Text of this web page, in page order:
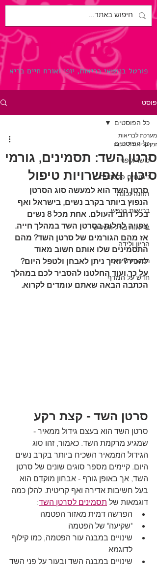
לבריאות.
פורטל בנושאי בריאות, יופי ואורח חיים בריא
פוסט
כל הפוסטים
כושר גופני
ניתוחים פלסטיים
תזונה נכונה
בריאות הנפש
בריאות בגיל השלישי
הריון ולידה
רפואת שיניים
חדש על המדף
כל הפוסטים
סרטן השד: תסמינים, גורמי
סיכון, ואפשרויות טיפול
מערכת לבריאות
זמן קריאה 2 דקות
סרטן השד הוא למעשה סוג הסרטן
הנפוץ ביותר בקרב נשים, בישראל ואף
בכל רחבי העולם. אחת מכל 8 נשים
צפויה לחלות בסרטן השד במהלך חייה.
אז מהם הגורמים של סרטן השד? מהם
התסמינים שלו אותם חשוב מאוד
להכיר? ואיך ניתן לאבחן ולטפל היום?
על כך ועוד החלטנו להסביר לכם במהלך
הכתבה הבאה שאתם עומדים לקרוא.
סרטן השד - קצת רקע
סרטן השד הוא בעצם גידול ממאיר -
שמגיע מרקמת השד. כאמור, זהו סוג
הגידול הממאיר השכיח ביותר בקרב נשים
היום. קיימים מספר סוגים שונים של סרטן
השד, אך באופן גורף - אבחון מוקדם הוא
בעל חשיבות אדירה ואף קריטית. להלן כמה
דוגמאות של תסמינים לסרטן השד:
הפרשה דמית מאזור הפטמה
"שקיעה" של הפטמה
שינויים במבנה עור הפטמה, כמו קילוף
לדוגמא
שינויים במבנה השד ובעור על פני השד